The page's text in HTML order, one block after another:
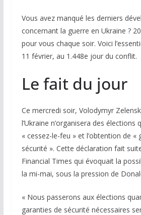
Vous avez manqué les derniers
concernant la guerre en Ukraine ?
pour vous chaque soir. Voici
11 février, au 1.448e jour du conflit.
Le fait du jour
Ce mercredi soir, Volodymyr
l’Ukraine n’organisera des élections
« cessez-le-feu » et l’obtention de «
sécurité ». Cette déclaration fait
Financial Times qui évoquait la
la mi-mai, sous la pression de
« Nous passerons aux élections
garanties de sécurité nécessaires